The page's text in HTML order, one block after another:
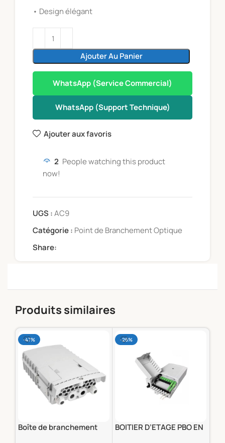
• Design élégant
Ajouter Au Panier
WhatsApp (Service Commercial)
WhatsApp (Support Technique)
Ajouter aux favoris
2 People watching this product
now!
UGS :AC9
Catégorie : Point de Branchement Optique
Share:
Produits similaires
-47%
Boîte de branchement
-26%
BOITIER D’ETAGE PBO EN